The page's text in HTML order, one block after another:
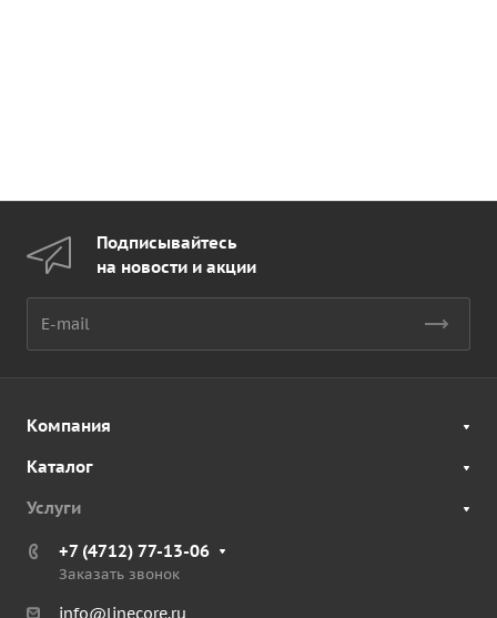
Подписывайтесь
на новости и акции
Компания
Каталог
Услуги
+7 (4712) 77-13-06
Заказать звонок
info@linecore.ru